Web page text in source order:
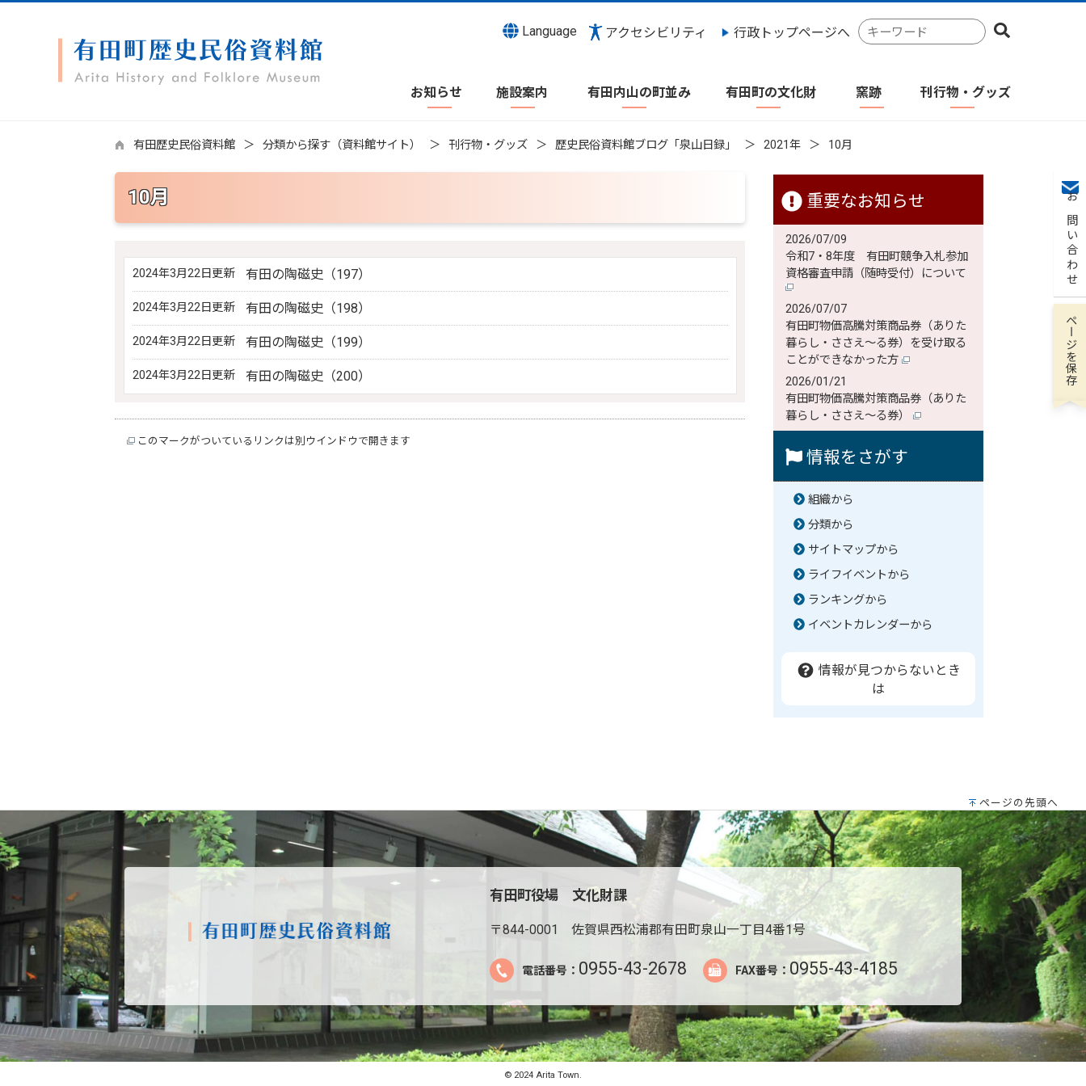
Language アクセシビリティ 行政トップページへ
検
索
ワ
お知らせ 施設案内 有田内山の町並み 有田町の文化財 窯跡 刊行物・グッズ
お問い合わせ
有田歴史民俗資料館 分類から探す（資料館サイト） 刊行物・グッズ 歴史民俗資料館ブログ「泉山日録」 2021年 10月
10月
2024年3月22日更新 有田の陶磁史（197）
2024年3月22日更新 有田の陶磁史（198）
2024年3月22日更新 有田の陶磁史（199）
2024年3月22日更新 有田の陶磁史（200）
このマークがついているリンクは別ウインドウで開きます
重要なお知らせ
2026/07/09
令和7・8年度 有田町競争入札参加
資格審査申請（随時受付）について
2026/07/07
有田町物価高騰対策商品券（ありた
暮らし・ささえ～る券）を受け取る
ことができなかった方
2026/01/21
有田町物価高騰対策商品券（ありた
暮らし・ささえ～る券）
情報をさがす
組織から
分類から
サイトマップから
ライフイベントから
ランキングから
イベントカレンダーから
情報が見つからないとき
は
ページの先頭へ
有田町役場 文化財課
〒844-0001 佐賀県西松浦郡有田町泉山一丁目4番1号
電話番号： 0955-43-2678 FAX番号： 0955-43-4185
© 2024 Arita Town.
ページを保存